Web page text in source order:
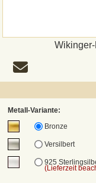
Metall-Variante:
Bronze
Versilbert
925
(Lieferzeit
UPS
DHL Paket
DPD
DHL Kleinpaket